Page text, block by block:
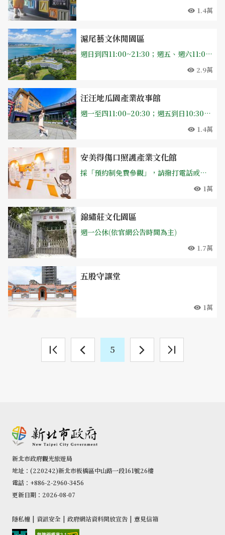
1.4萬
滬尾藝文休閒園區
週日到四11:00~21:30；週五、週六11:00~22:00
2.9萬
汪汪地瓜園產業故事館
週一至四11:00–20:30；週五到日10:30–21:30
1.4萬
安美得傷口照護產業文化館
採「預約制免費參觀」，請撥打電話或至官網下載參訪表單
1萬
錦繡莊文化園區
週一公休(依官網公告時間為主)
1.7萬
五股守讓堂
1萬
5
新北市政府觀光旅遊局
地址：(220242)新北市板橋區中山路一段161號26樓
電話：+886-2-2960-3456
更新日期：2026-08-07
隱私權 | 資訊安全 | 政府網站資料開放宣告 | 意見信箱